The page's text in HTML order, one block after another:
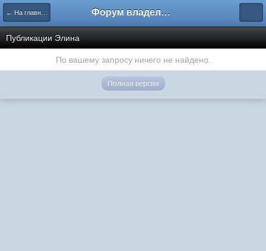
← На главную Форум владельцев интернет-магазинов
Публикации Элина
По вашему запросу ничего не найдено.
Полная версия